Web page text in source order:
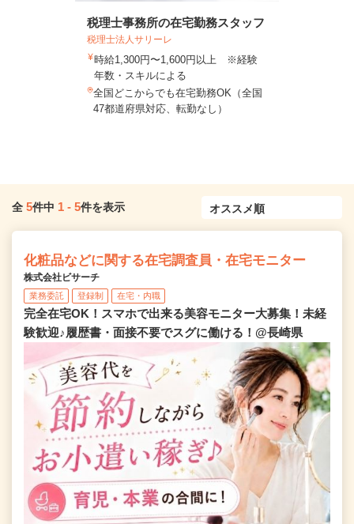
税理士事務所の在宅勤務スタッフ
税理士法人サリーレ
時給1,300円〜1,600円以上 ※経験
年数・スキルによる
全国どこからでも在宅勤務OK（全国
47都道府県対応、転勤なし）
全 5件中 1 - 5件を表示
化粧品などに関する在宅調査員・在宅モニター
株式会社ビサーチ
業務委託 登録制 在宅・内職
完全在宅OK！スマホで出来る美容モニター大募集！未経
験歓迎♪履歴書・面接不要でスグに働ける！@長崎県